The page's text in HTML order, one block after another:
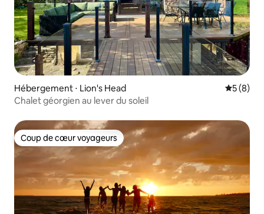
Hébergement ⋅ Lion's Head
5 (8)
Chalet géorgien au lever du soleil
Coup de cœur voyageurs
Coup de cœur voyageurs